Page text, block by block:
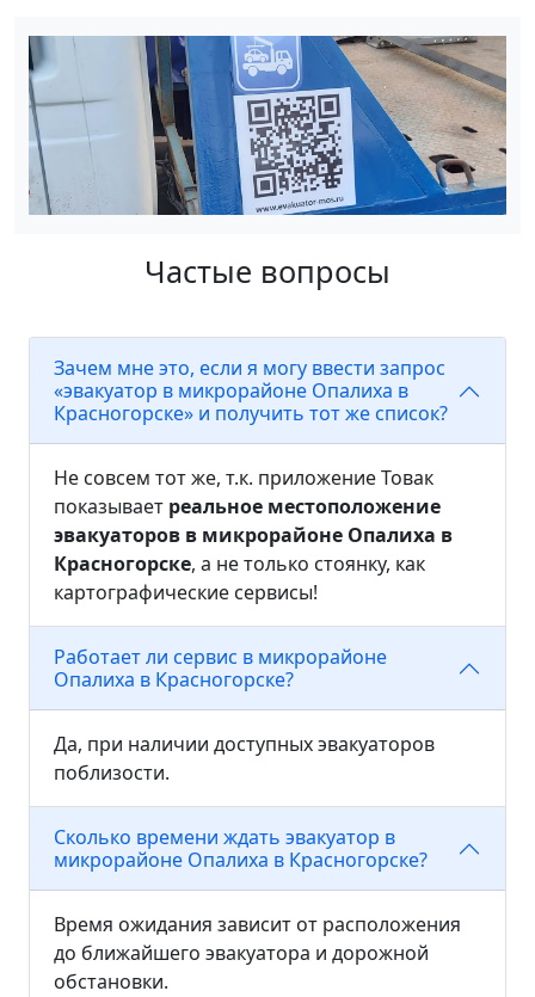
Частые вопросы
Зачем мне это, если я могу ввести запрос
«эвакуатор в микрорайоне Опалиха в
Красногорске» и получить тот же список?
Не совсем тот же, т.к. приложение Товак
показывает реальное местоположение
эвакуаторов в микрорайоне Опалиха в
Красногорске, а не только стоянку, как
картографические сервисы!
Работает ли сервис в микрорайоне
Опалиха в Красногорске?
Да, при наличии доступных эвакуаторов
поблизости.
Сколько времени ждать эвакуатор в
микрорайоне Опалиха в Красногорске?
Время ожидания зависит от расположения
до ближайшего эвакуатора и дорожной
обстановки.